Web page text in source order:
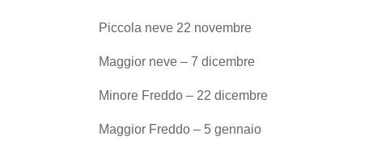
Piccola neve 22 novembre
Maggior neve – 7 dicembre
Minore Freddo – 22 dicembre
Maggior Freddo – 5 gennaio